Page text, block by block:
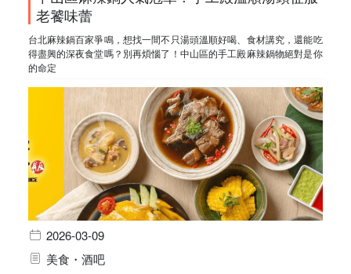
老饕味蕾
台北麻辣鍋百家爭鳴，想找一間不只湯頭溫順好喝、食材講究，還能吃
得盡興的深夜食堂嗎？別再煩惱了！中山區的手工殿麻辣鍋物絕對是你
的命定
2026-03-09
美食・酒吧